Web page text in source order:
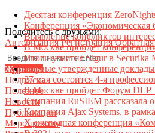
Поделитесь с друзьями:
АвторизацияРегистрацияОбратная
Журналы
Подписка
Полезное
Новости
Публикации
Мероприятия
Десятая конференция
Конференция «Экономическая
Выявление конфликтов
В Москве пройдет
Итоги участия Sigur в Securika
Первые утвержденные
27 мая состоится 4-я
В Москве пройдет Форум DLP+
Компания RuSIEM рассказала
Компания Ajax Systems, в
X ежегодная конференция